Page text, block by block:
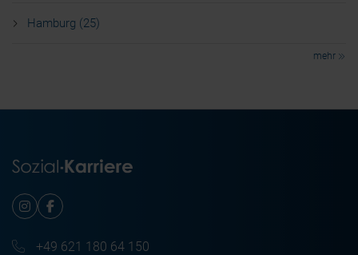
Hamburg (25)
mehr
+49 621 180 64 150